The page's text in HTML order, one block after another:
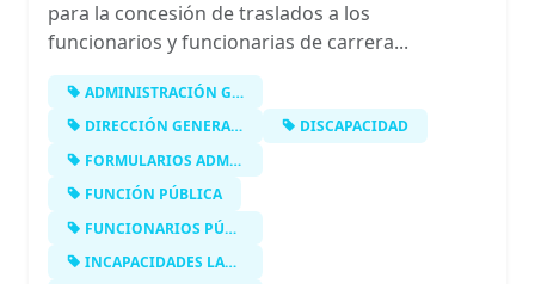
para la concesión de traslados a los
funcionarios y funcionarias de carrera...
ADMINISTRACIÓN GENERAL DEL ESTADO
DIRECCIÓN GENERAL DE LA FUNCIÓN PÚB…
DISCAPACIDAD
FORMULARIOS ADMINISTRATIVOS
FUNCIÓN PÚBLICA
FUNCIONARIOS PÚBLICOS
INCAPACIDADES LABORALES